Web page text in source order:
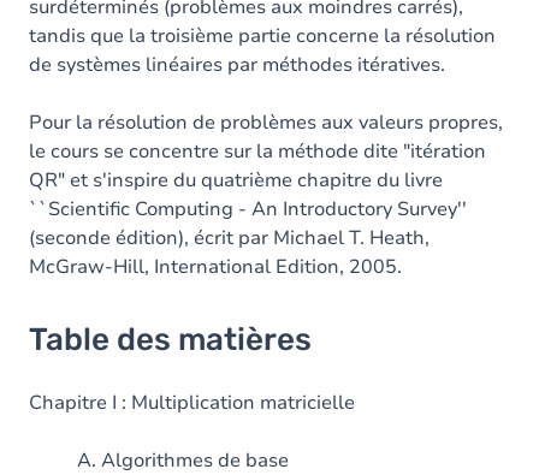
surdéterminés (problèmes aux moindres carrés),
tandis que la troisième partie concerne la résolution
de systèmes linéaires par méthodes itératives.
Pour la résolution de problèmes aux valeurs propres,
le cours se concentre sur la méthode dite "itération
QR" et s'inspire du quatrième chapitre du livre
``Scientific Computing - An Introductory Survey''
(seconde édition), écrit par Michael T. Heath,
‎McGraw-Hill, International Edition, 2005.
Table des matières
Chapitre I : Multiplication matricielle
A. Algorithmes de base